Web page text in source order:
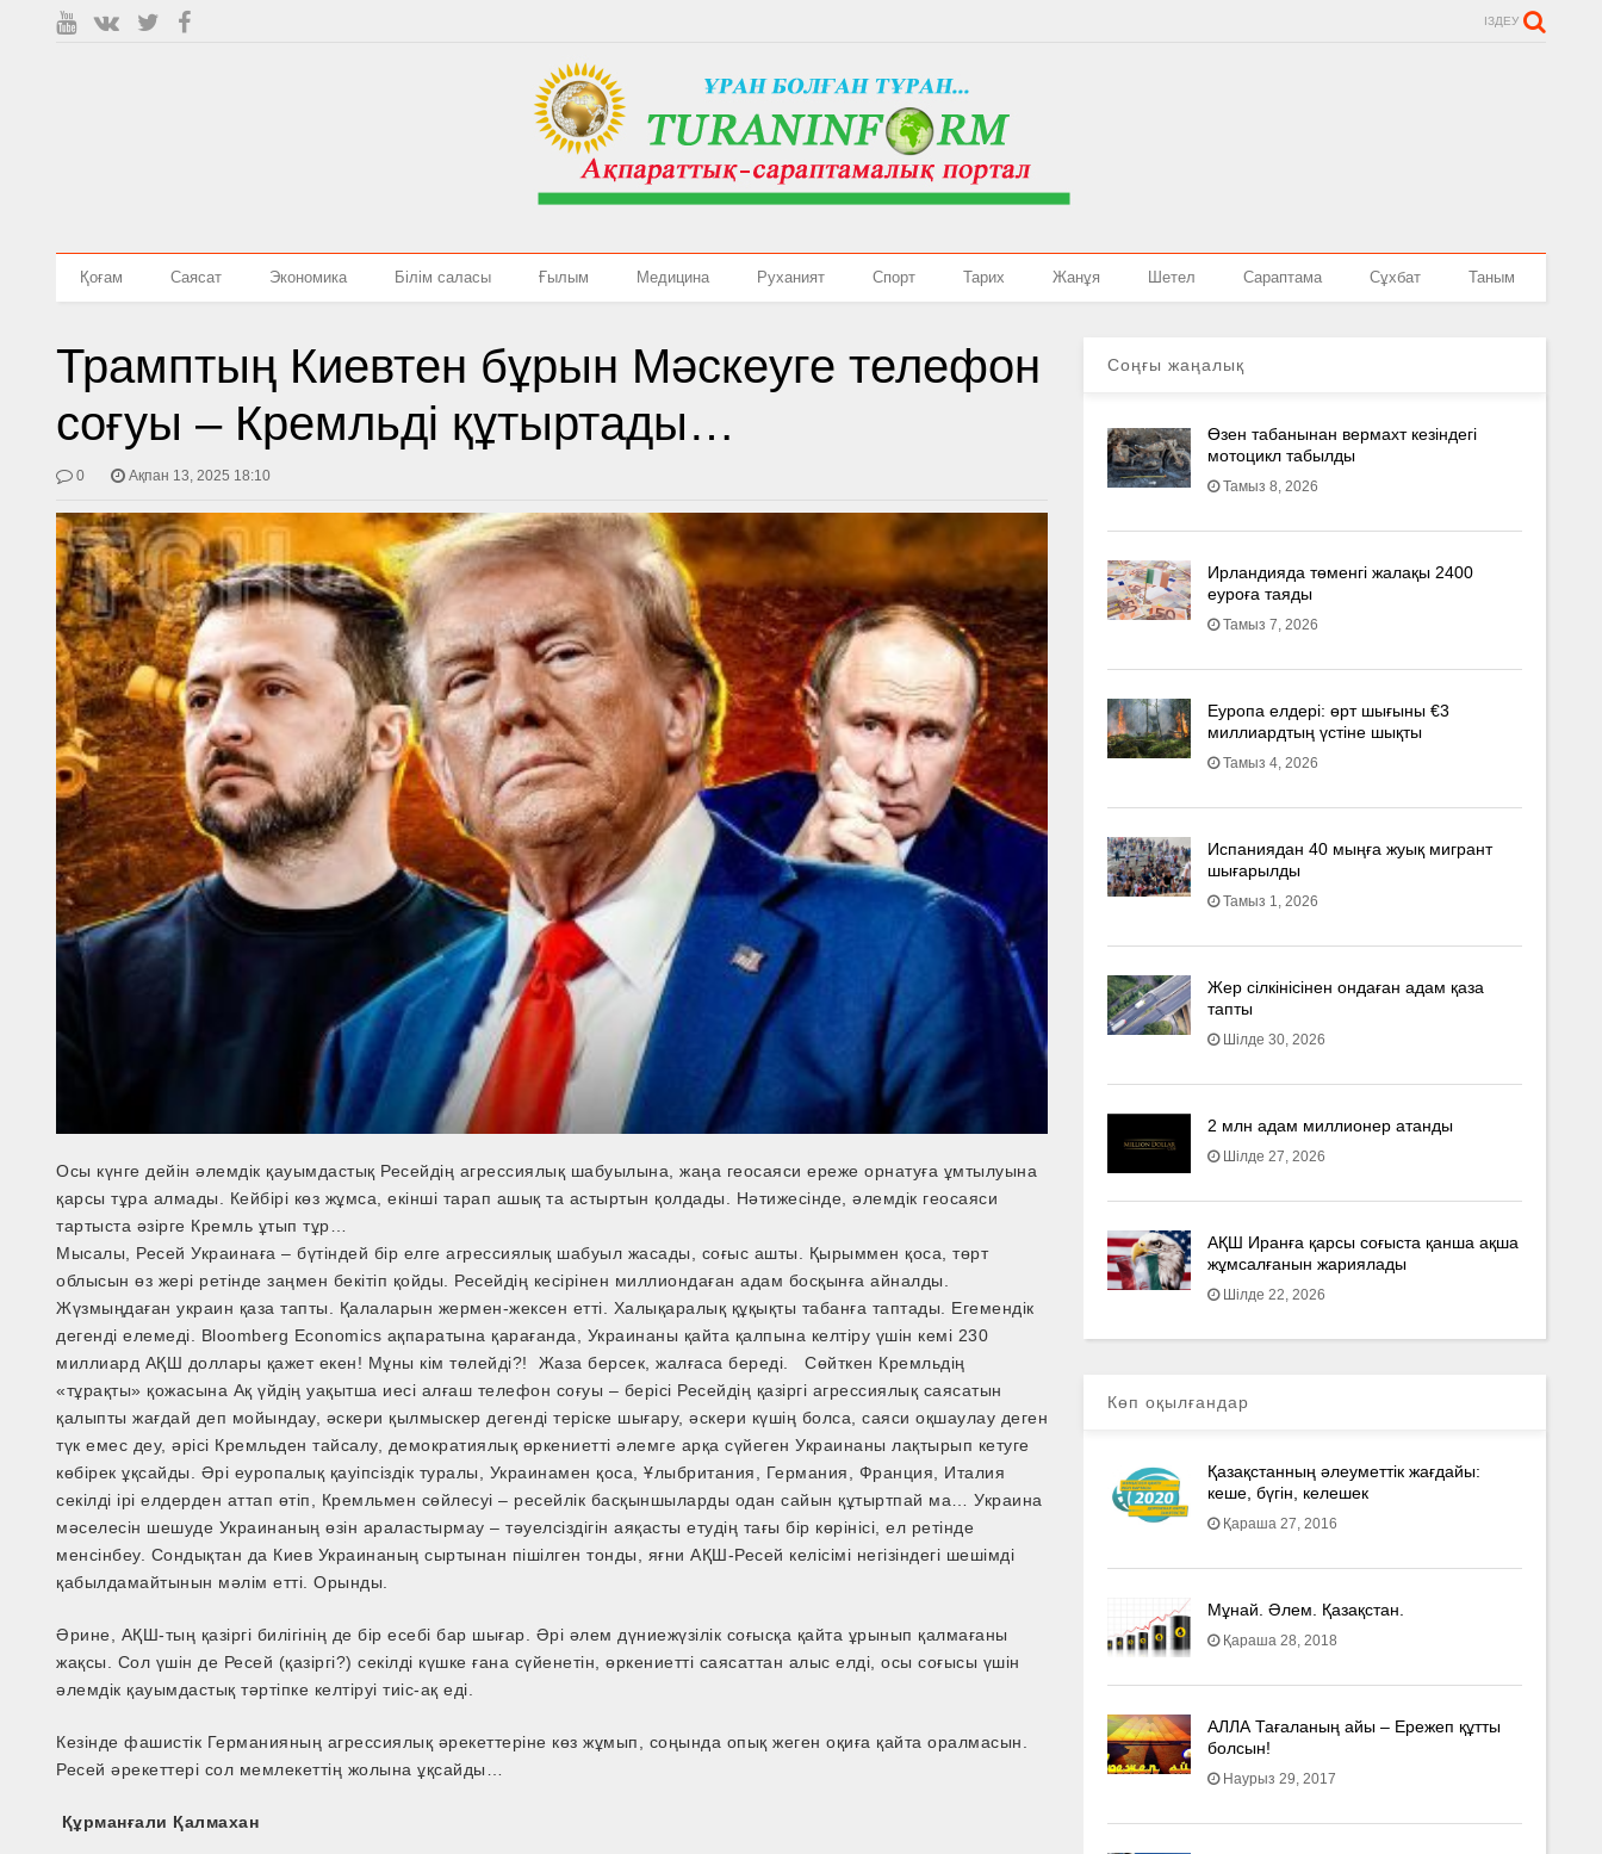
ІЗДЕУ
Қоғам Саясат Экономика Білім саласы Ғылым Медицина Руханият Спорт Тарих Жанұя Шетел Сараптама Сұхбат Таным
Трамптың Киевтен бұрын Мәскеуге телефон
соғуы – Кремльді құтыртады…
0 Ақпан 13, 2025 18:10
Осы күнге дейін әлемдік қауымдастық Ресейдің агрессиялық шабуылына, жаңа геосаяси ереже орнатуға ұмтылуына
қарсы тұра алмады. Кейбірі көз жұмса, екінші тарап ашық та астыртын қолдады. Нәтижесінде, әлемдік геосаяси
тартыста әзірге Кремль ұтып тұр…
Мысалы, Ресей Украинаға – бүтіндей бір елге агрессиялық шабуыл жасады, соғыс ашты. Қырыммен қоса, төрт
облысын өз жері ретінде заңмен бекітіп қойды. Ресейдің кесірінен миллиондаған адам босқынға айналды.
Жүзмыңдаған украин қаза тапты. Қалаларын жермен-жексен етті. Халықаралық құқықты табанға таптады. Егемендік
дегенді елемеді. Bloomberg Economics ақпаратына қарағанда, Украинаны қайта қалпына келтіру үшін кемі 230
миллиард АҚШ доллары қажет екен! Мұны кім төлейді?! Жаза берсек, жалғаса береді. Сөйткен Кремльдің
«тұрақты» қожасына Ақ үйдің уақытша иесі алғаш телефон соғуы – берісі Ресейдің қазіргі агрессиялық саясатын
қалыпты жағдай деп мойындау, әскери қылмыскер дегенді теріске шығару, әскери күшің болса, саяси оқшаулау деген
түк емес деу, әрісі Кремльден тайсалу, демократиялық өркениетті әлемге арқа сүйеген Украинаны лақтырып кетуге
көбірек ұқсайды. Әрі еуропалық қауіпсіздік туралы, Украинамен қоса, Ұлыбритания, Германия, Франция, Италия
секілді ірі елдерден аттап өтіп, Кремльмен сөйлесуі – ресейлік басқыншыларды одан сайын құтыртпай ма… Украина
мәселесін шешуде Украинаның өзін араластырмау – тәуелсіздігін аяқасты етудің тағы бір көрінісі, ел ретінде
менсінбеу. Сондықтан да Киев Украинаның сыртынан пішілген тонды, яғни АҚШ-Ресей келісімі негізіндегі шешімді
қабылдамайтынын мәлім етті. Орынды.
Әрине, АҚШ-тың қазіргі билігінің де бір есебі бар шығар. Әрі әлем дүниежүзілік соғысқа қайта ұрынып қалмағаны
жақсы. Сол үшін де Ресей (қазіргі?) секілді күшке ғана сүйенетін, өркениетті саясаттан алыс елді, осы соғысы үшін
әлемдік қауымдастық тәртіпке келтіруі тиіс-ақ еді.
Кезінде фашистік Германияның агрессиялық әрекеттеріне көз жұмып, соңында опық жеген оқиға қайта оралмасын.
Ресей әрекеттері сол мемлекеттің жолына ұқсайды…
Құрманғали Қалмахан
Соңғы жаңалық
Өзен табанынан вермахт кезіндегі
мотоцикл табылды
Тамыз 8, 2026
Ирландияда төменгі жалақы 2400
еуроға таяды
Тамыз 7, 2026
Еуропа елдері: өрт шығыны €3
миллиардтың үстіне шықты
Тамыз 4, 2026
Испаниядан 40 мыңға жуық мигрант
шығарылды
Тамыз 1, 2026
Жер сілкінісінен ондаған адам қаза
тапты
Шілде 30, 2026
2 млн адам миллионер атанды
Шілде 27, 2026
АҚШ Иранға қарсы соғыста қанша ақша
жұмсалғанын жариялады
Шілде 22, 2026
Көп оқылғандар
Қазақстанның әлеуметтік жағдайы:
кеше, бүгін, келешек
Қараша 27, 2016
Мұнай. Әлем. Қазақстан.
Қараша 28, 2018
АЛЛА Тағаланың айы – Ережеп құтты
болсын!
Наурыз 29, 2017